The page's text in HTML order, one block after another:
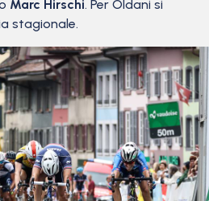
Marc Hirschi. Per Oldani si
stagionale.